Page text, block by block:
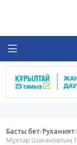
Басты бет/Руханият/
Мұхтар Шахановтың